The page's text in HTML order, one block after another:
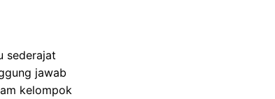
sederajat
jawab
kelompok